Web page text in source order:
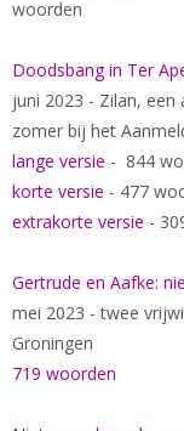
woorden
Doodsbang in Ter
juni 2023 - Zilan,
zomer bij het
lange versie - 844
korte versie - 477
extrakorte versie -
Gertrude en Aafke:
mei 2023 - twee
Groningen
719 woorden